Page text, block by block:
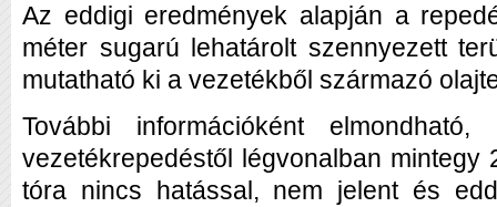
Az eddigi eredmények alapján a
méter sugarú lehatárolt szennyezett
mutatható ki a vezetékből származó
További információként
vezetékrepedéstől légvonalban mintegy
tóra nincs hatással, nem jelent és